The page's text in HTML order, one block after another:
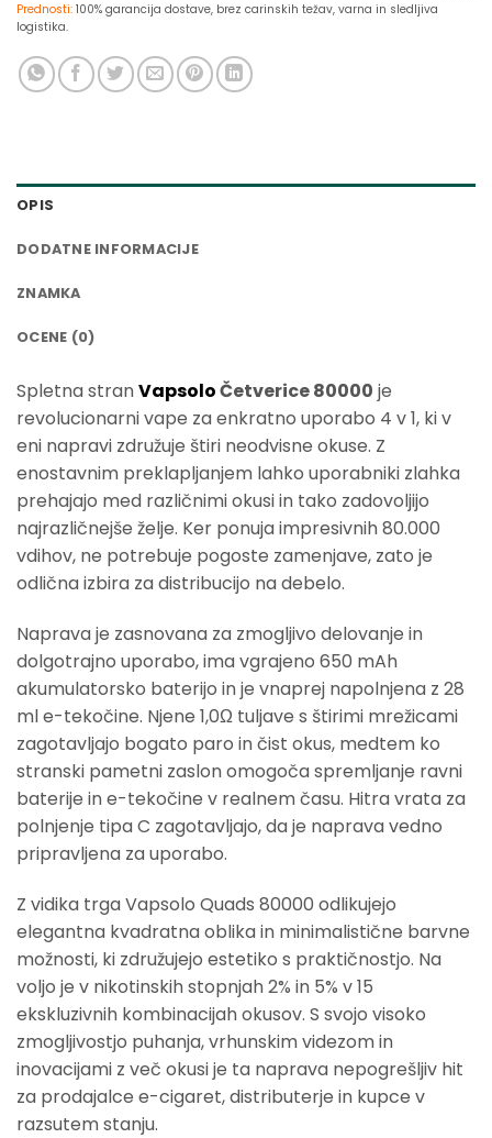
Prednosti: 100% garancija dostave, brez carinskih težav, varna in sledljiva
logistika.
OPIS
DODATNE INFORMACIJE
ZNAMKA
OCENE (0)
Spletna stranVapsoloČetverice 80000 je
revolucionarni vape za enkratno uporabo 4 v 1, ki v
eni napravi združuje štiri neodvisne okuse. Z
enostavnim preklapljanjem lahko uporabniki zlahka
prehajajo med različnimi okusi in tako zadovoljijo
najrazličnejše želje. Ker ponuja impresivnih 80.000
vdihov, ne potrebuje pogoste zamenjave, zato je
odlična izbira za distribucijo na debelo.
Naprava je zasnovana za zmogljivo delovanje in
dolgotrajno uporabo, ima vgrajeno 650 mAh
akumulatorsko baterijo in je vnaprej napolnjena z 28
ml e-tekočine. Njene 1,0Ω tuljave s štirimi mrežicami
zagotavljajo bogato paro in čist okus, medtem ko
stranski pametni zaslon omogoča spremljanje ravni
baterije in e-tekočine v realnem času. Hitra vrata za
polnjenje tipa C zagotavljajo, da je naprava vedno
pripravljena za uporabo.
Z vidika trga Vapsolo Quads 80000 odlikujejo
elegantna kvadratna oblika in minimalistične barvne
možnosti, ki združujejo estetiko s praktičnostjo. Na
voljo je v nikotinskih stopnjah 2% in 5% v 15
ekskluzivnih kombinacijah okusov. S svojo visoko
zmogljivostjo puhanja, vrhunskim videzom in
inovacijami z več okusi je ta naprava nepogrešljiv hit
za prodajalce e-cigaret, distributerje in kupce v
razsutem stanju.